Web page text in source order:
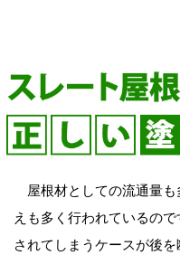
屋根材としての流通量も
えも多く行われているの
されてしまうケースが後を